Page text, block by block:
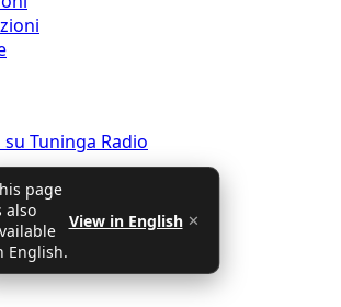
Tuninga Radio
i diritti riservati
page
also
English.
View in English ✕